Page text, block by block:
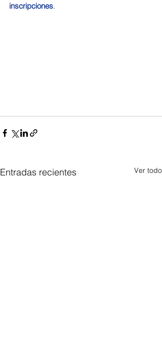
inscripciones.
Entradas recientes Ver todo